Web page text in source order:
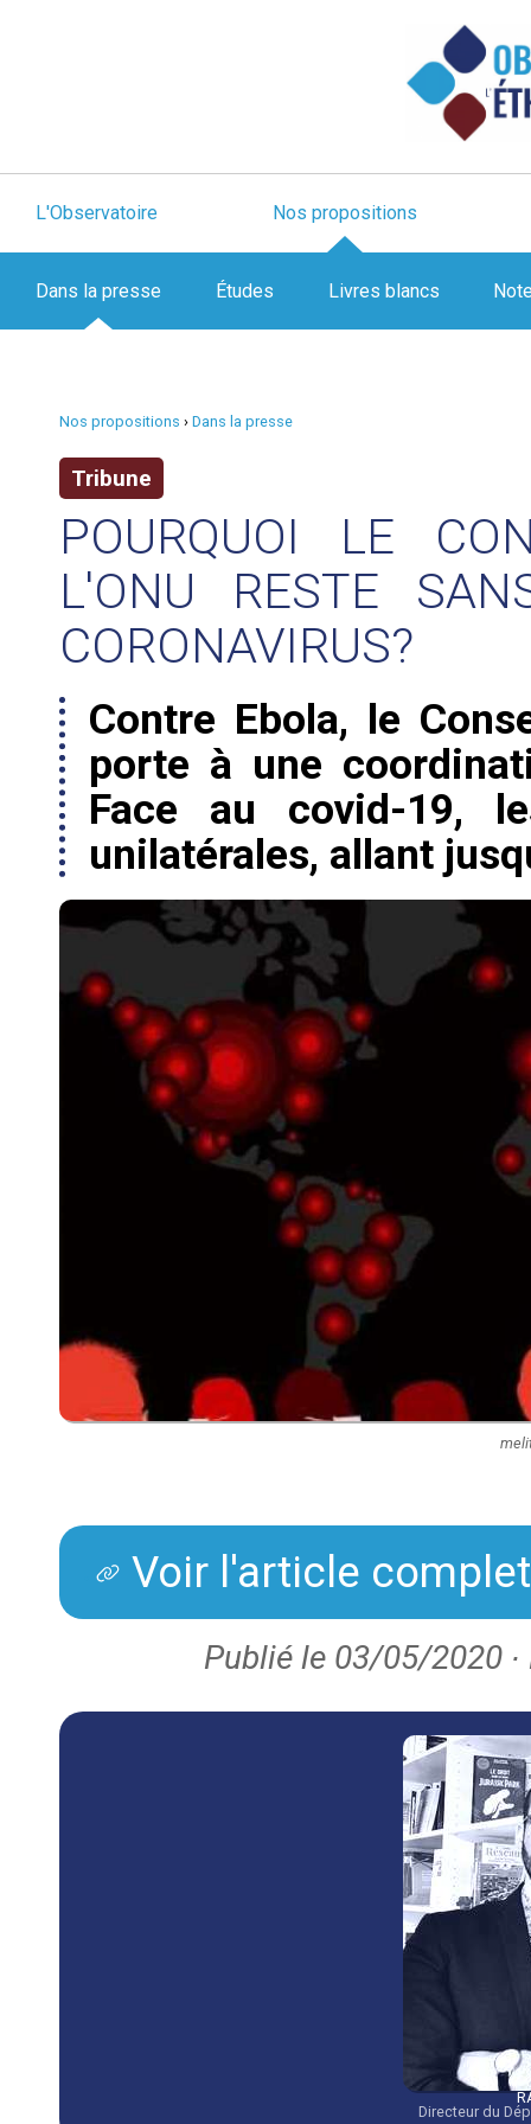
L'Observatoire Nos propositions
Dans la presse Études Livres blancs
Nos propositions › Dans la presse
Tribune
POURQUOI LE
L'ONU RESTE
CORONAVIRUS?
Contre Ebola, le
porte à une
Face au covid-19,
unilatérales, allant
Voir l'article
Publié le 03/05/2020
Directeur du